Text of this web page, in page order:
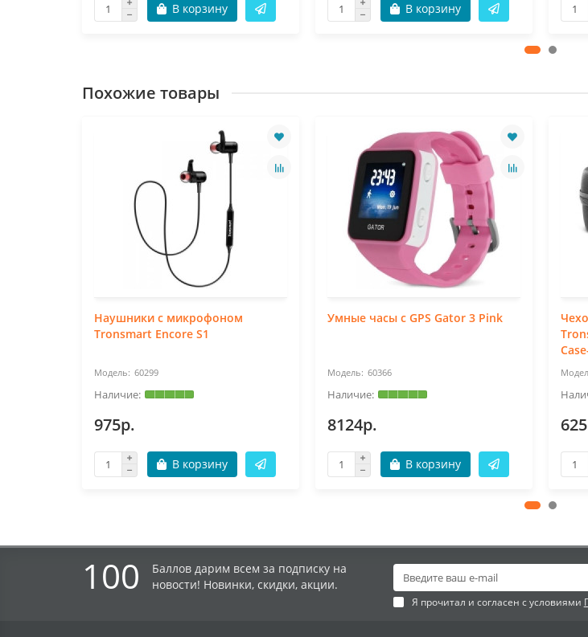
В корзину В корзину
Похожие товары
Наушники с микрофоном
Tronsmart Encore S1
60299
975р.
В корзину
Умные часы с GPS Gator 3 Pink
60366
8124р.
В корзину
100
Баллов дарим всем за подписку на
новости! Новинки, скидки, акции.
Я прочитал и согласен с условиями